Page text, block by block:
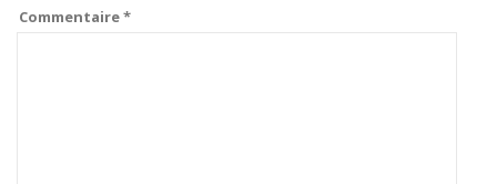
Commentaire*